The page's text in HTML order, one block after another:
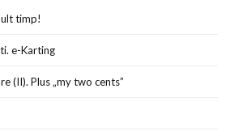
timp!
e-Karting
(II). Plus „my two cents”